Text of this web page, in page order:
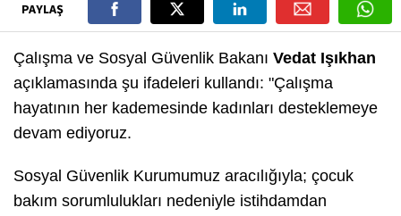
PAYLAŞ
Çalışma ve Sosyal Güvenlik Bakanı Vedat Işıkhan
açıklamasında şu ifadeleri kullandı: "Çalışma
hayatının her kademesinde kadınları desteklemeye
devam ediyoruz.
Sosyal Güvenlik Kurumumuz aracılığıyla; çocuk
bakım sorumlulukları nedeniyle istihdamdan